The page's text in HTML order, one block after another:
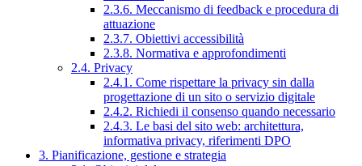
2.3.6. Meccanismo di feedback e procedura di
attuazione
2.3.7. Obiettivi accessibilità
2.3.8. Normativa e approfondimenti
2.4. Privacy
2.4.1. Come rispettare la privacy sin dalla
progettazione di un sito o servizio digitale
2.4.2. Richiedi il consenso quando necessario
2.4.3. Le basi del sito web: architettura,
informativa privacy, riferimenti DPO
3. Pianificazione, gestione e strategia